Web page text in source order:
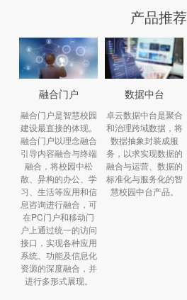
产品推荐
融合门户
融合门户是智慧校园
建设最直接的体现。
融合门户以理念融合
引导内容融合与终端
融合，将校园中松
散、异构的办公、学
习、生活等应用和信
息咨询进行融合，可
在PC门户和移动门
户上通过统一的访问
接口，实现各种应用
系统、功能及信息化
资源的深度融合，并
进行多形式展现。
数据中台
卓云数据中台是聚合
和治理跨域数据，将
数据抽象封装成服
务，以求实现数据的
融合与运营、数据的
标准化与服务化的智
慧校园中台产品。